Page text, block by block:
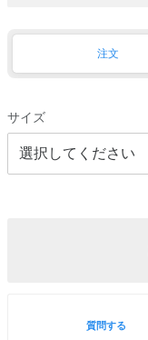
注文
サイズ
質問する